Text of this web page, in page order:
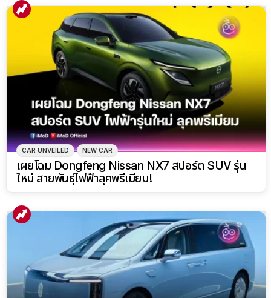
CAR UNVEILED NEW CAR
เผยโฉม Dongfeng Nissan NX7 สปอร์ต SUV รุ่น
ใหม่ สายพันธุ์ไฟฟ้าลุคพรีเมียม!